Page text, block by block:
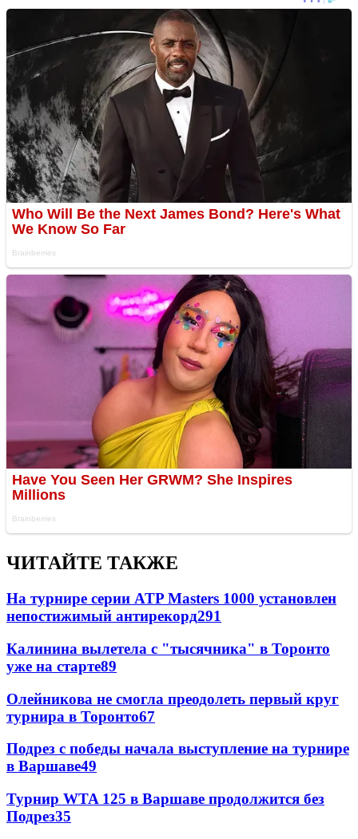
ЧИТАЙТЕ ТАКЖЕ
На турнире серии ATP Masters 1000 установлен
непостижимый антирекорд291
Калинина вылетела с "тысячника" в Торонто
уже на старте89
Олейникова не смогла преодолеть первый круг
турнира в Торонто67
Подрез с победы начала выступление на турнире
в Варшаве49
Турнир WTA 125 в Варшаве продолжится без
Подрез35